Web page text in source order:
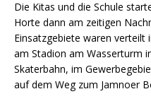
Die Kitas und die Schule
Horte dann am zeitigen
Einsatzgebiete waren verteilt
am Stadion am Wasserturm
Skaterbahn, im
auf dem Weg zum Jamnoer